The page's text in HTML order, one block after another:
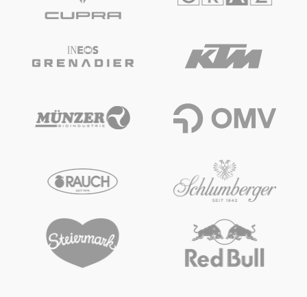
Business
Alle anzeigen
Glossar
Alle anzeigen